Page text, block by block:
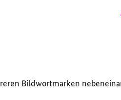
Bildwortmarken